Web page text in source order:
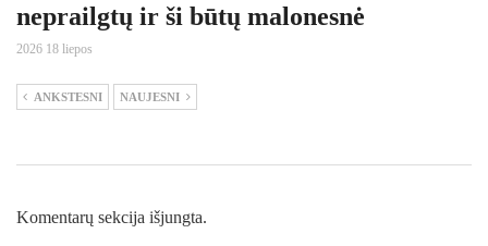
neprailgtų ir ši būtų malonesnė
2026 18 liepos
ANKSTESNI NAUJESNI
Komentarų sekcija išjungta.